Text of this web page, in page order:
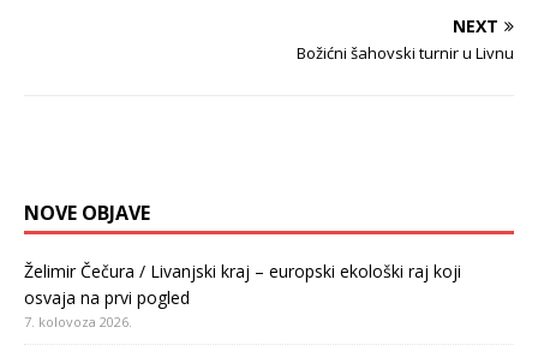
NEXT
Božićni šahovski turnir u Livnu
NOVE OBJAVE
Želimir Čečura / Livanjski kraj – europski ekološki raj koji
osvaja na prvi pogled
7. kolovoza 2026.